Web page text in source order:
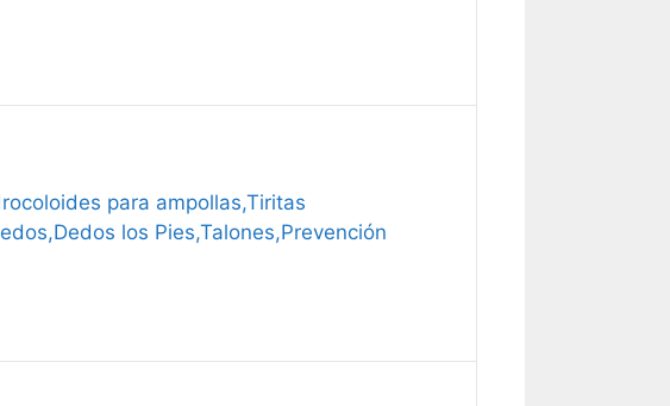
para ampollas,Tiritas
los Pies,Talones,Prevención